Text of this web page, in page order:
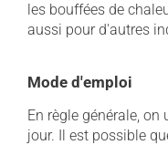
les bouffées de
aussi pour d'autres
Mode d'emploi
En règle générale,
jour. Il est possible